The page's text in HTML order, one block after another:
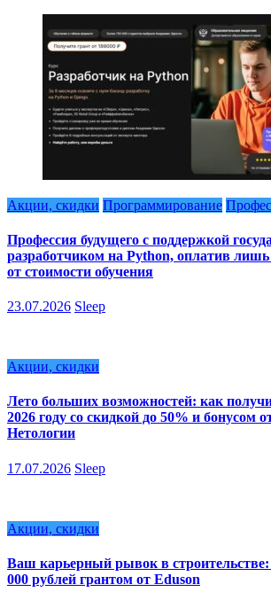
Акции, скидки Программирование
Профессия будущего с поддержкой
разработчиком на Python, оплатив
от стоимости обучения
23.07.2026 Sleep
Акции, скидки
Лето больших возможностей: как
2026 году со скидкой до 50% и бонусом
Нетологии
17.07.2026 Sleep
Акции, скидки
Ваш карьерный рывок в строительстве:
000 рублей грантом от Eduson